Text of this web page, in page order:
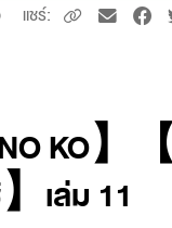
แชร์:
KO】
เล่ม 11